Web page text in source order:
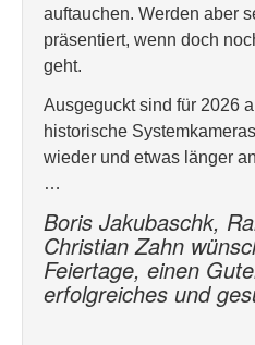
auftauchen. Werden aber
präsentiert, wenn doch
geht.
Ausgeguckt sind für 2026
historische
wieder und etwas länger
…
Boris Jakubaschk,
Christian Zahn
Feiertage, einen
erfolgreiches und